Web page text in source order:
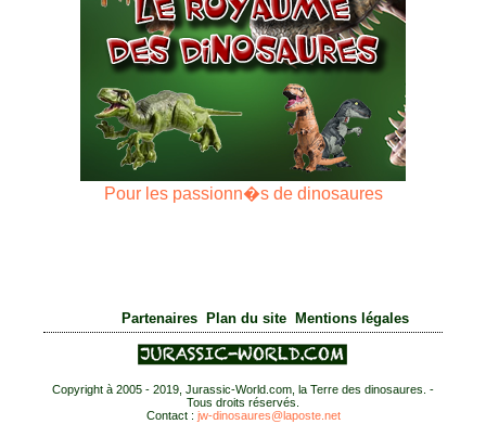
Pour les passionn�s de dinosaures
Partenaires| Plan du site| Mentions légales
Copyright à 2005 - 2019, Jurassic-World.com, la Terre des dinosaures. -
Tous droits réservés.
Contact : jw-dinosaures@laposte.net